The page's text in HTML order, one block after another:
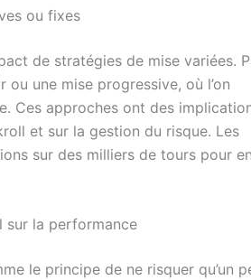
ou fixes
de stratégies de mise variées.
une mise progressive, où l’on
Ces approches ont des
et sur la gestion du risque. Les
sur des milliers de tours pour en
sur la performance
le principe de ne risquer qu’un